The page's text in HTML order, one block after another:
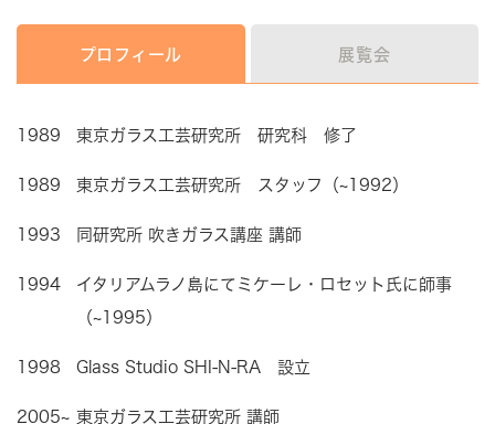
プロフィール 展覧会
1989 東京ガラス工芸研究所 研究科 修了
1989 東京ガラス工芸研究所 スタッフ（~1992）
1993 同研究所 吹きガラス講座 講師
1994
イタリアムラノ島にてミケーレ・ロセット氏に師事
（~1995）
1998 Glass Studio SHI-N-RA 設立
2005~ 東京ガラス工芸研究所 講師